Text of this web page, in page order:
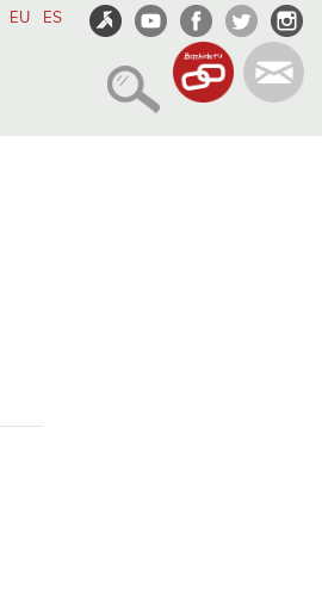
ES
EU